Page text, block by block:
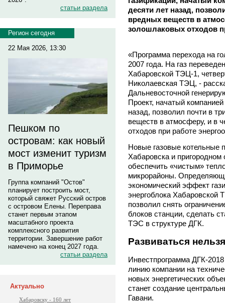
статьи раздела
Регион сегодня
22 Мая 2026, 13:30
Пешком по
островам: как новый
мост изменит туризм
в Приморье
Группа компаний "Остов"
планирует построить мост,
который свяжет Русский остров
с островом Елены. Переправа
станет первым этапом
масштабного проекта
комплексного развития
территории. Завершение работ
намечено на конец 2027 года.
статьи раздела
Актуально
Хабаровску - 160 лет
десяти лет назад,
вредных веществ в
золошлаковых отходов
«Программа перехода на
2007 года. На газ
Хабаровской ТЭЦ-1,
Николаевская ТЭЦ, -
Дальневосточной
Проект, начатый
назад, позволил почти в
веществ в атмосферу, и в
отходов при работе
Новые газовые котельные
Хабаровска и пригородном
обеспечить «чистым»
микрорайоны.
экономический эффект
энергоблока Хабаровской
позволил снять
блоков станции, сделать
ТЭС в структуре ДГК.
Развиваться
Инвестпрограмма ДГК-
линию компании на
новых энергетических
станет создание
Гавани.